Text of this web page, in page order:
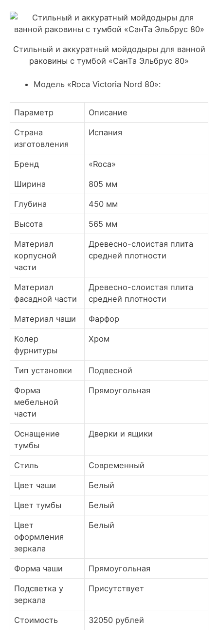
Стильный и аккуратный мойдодыры для ванной
раковины с тумбой «СанТа Эльбрус 80»
Модель «Roca Victoria Nord 80»:
Параметр Описание
Страна
изготовления
Испания
Бренд «Roca»
Ширина 805 мм
Глубина 450 мм
Высота 565 мм
Материал
корпусной
части
Древесно-слоистая плита
средней плотности
Материал
фасадной части
Древесно-слоистая плита
средней плотности
Материал чаши Фарфор
Колер
фурнитуры
Хром
Тип установки Подвесной
Форма
мебельной
части
Прямоугольная
Оснащение
тумбы
Дверки и ящики
Стиль Современный
Цвет чаши Белый
Цвет тумбы Белый
Цвет
оформления
зеркала
Белый
Форма чаши Прямоугольная
Подсветка у
зеркала
Присутствует
Стоимость 32050 рублей